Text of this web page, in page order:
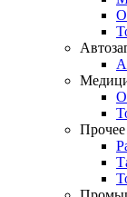
Прочее